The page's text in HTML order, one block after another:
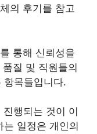
의 후기를 참고
를 통해 신뢰성을
질 및 직원들의
항목들입니다.
진행되는 것이 이
일정은 개인의